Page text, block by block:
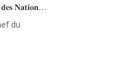
𝐍𝐚𝐭𝐢𝐨𝐧…
du